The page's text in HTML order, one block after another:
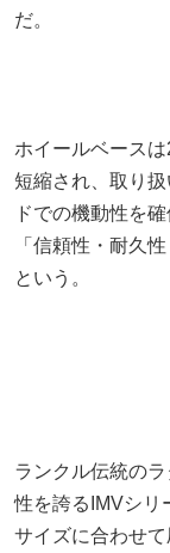
だ。
ホイールベース
短縮され、取り
ドでの機動性を
「信頼性・耐久
という。
ランクル伝統の
性を誇るIMVシリ
サイズに合わせ